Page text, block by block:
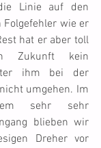
Linie auf den
wie er
hat er aber toll
Zukunft kein
ihm bei der
umgehen. Im
sehr sehr
blieben wir
Dreher vor